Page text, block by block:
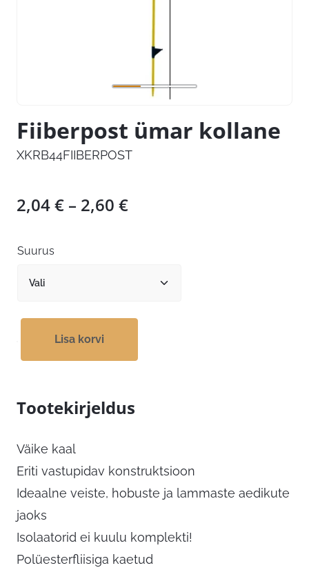
Fiiberpost ümar kollane
XKRB44FIIBERPOST
2,04€ – 2,60 €Hinnavahemik:
Suurus
Lisa korvi
Tootekirjeldus
Väike kaal
Eriti vastupidav konstruktsioon
Ideaalne veiste, hobuste ja lammaste aedikute
jaoks
Isolaatorid ei kuulu komplekti!
Polüesterfliisiga kaetud